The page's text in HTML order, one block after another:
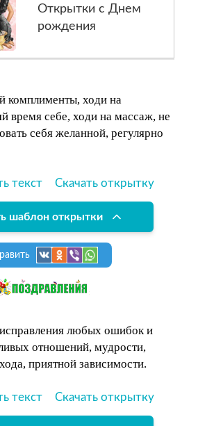
Открытки с Днем
рождения
комплименты, ходи на
время себе, ходи на массаж, не
себя желанной, регулярно
текст Скачать открытку
шаблон открытки
любых ошибок и
отношений, мудрости,
приятной зависимости.
текст Скачать открытку